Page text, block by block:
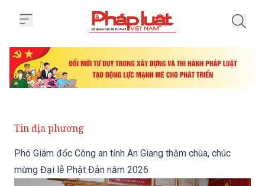
Tin địa phương
Phó Giám đốc Công an tỉnh An Giang thăm chùa, chúc
mừng Đại lễ Phật Đản năm 2026